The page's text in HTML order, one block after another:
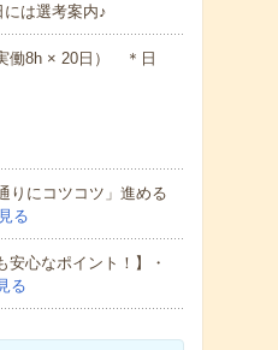
は選考案内♪
働8h × 20日） ＊日
りにコツコツ」進める
る
心なポイント！】・
る